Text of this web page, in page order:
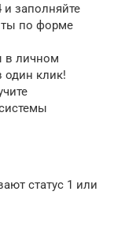
заполняйте
по форме
в личном
один клик!
статус 1 или